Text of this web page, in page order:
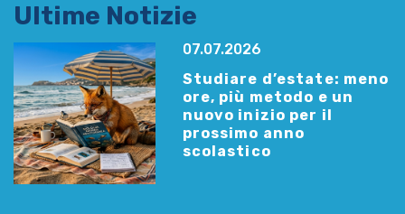
Ultime Notizie
07.07.2026
Studiare d’estate: meno
ore, più metodo e un
nuovo inizio per il
prossimo anno
scolastico